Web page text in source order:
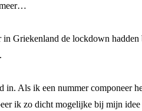
Griekenland de lockdown
in. Als ik een nummer componeer
ik zo dicht mogelijke bij mijn